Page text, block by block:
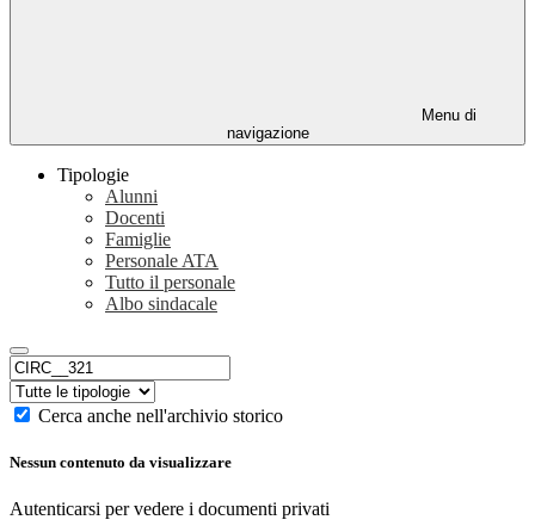
Menu di
navigazione
Tipologie
Alunni
Docenti
Famiglie
Personale ATA
Tutto il personale
Albo sindacale
Cerca anche nell'archivio storico
Nessun contenuto da visualizzare
Autenticarsi per vedere i documenti privati